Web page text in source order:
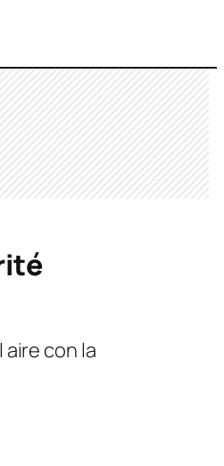
con la